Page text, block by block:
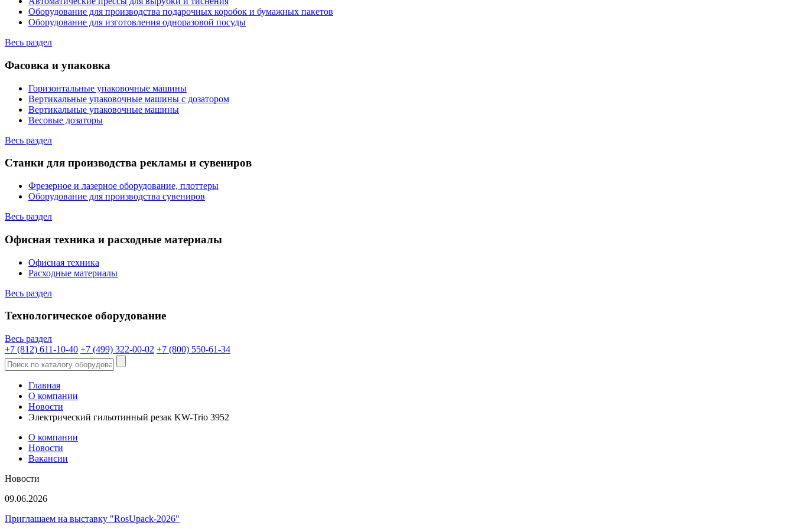
Оборудование для производства подарочных коробок и бумажных пакетов
Оборудование для изготовления одноразовой посуды
Весь раздел
Фасовка и упаковка
Горизонтальные упаковочные машины
Вертикальные упаковочные машины с дозатором
Вертикальные упаковочные машины
Весовые дозаторы
Весь раздел
Станки для производства рекламы и сувениров
Фрезерное и лазерное оборудование, плоттеры
Оборудование для производства сувениров
Весь раздел
Офисная техника и расходные материалы
Офисная техника
Расходные материалы
Весь раздел
Технологическое оборудование
Весь раздел
+7 (812) 611-10-40 +7 (499) 322-00-02 +7 (800) 550-61-34
Главная
О компании
Новости
Электрический гильотинный резак KW-Trio 3952
О компании
Новости
Вакансии
Новости
09.06.2026
Приглашаем на выставку "RosUpack-2026"